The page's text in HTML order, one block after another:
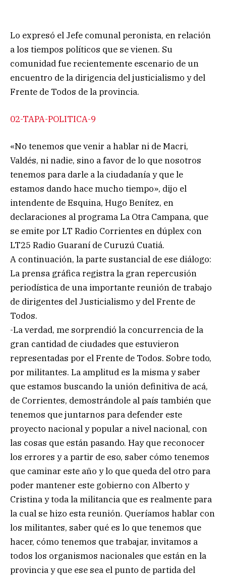
Lo expresó el Jefe comunal peronista, en relación
a los tiempos políticos que se vienen. Su
comunidad fue recientemente escenario de un
encuentro de la dirigencia del justicialismo y del
Frente de Todos de la provincia.
02-TAPA-POLITICA-9
«No tenemos que venir a hablar ni de Macri,
Valdés, ni nadie, sino a favor de lo que nosotros
tenemos para darle a la ciudadanía y que le
estamos dando hace mucho tiempo», dijo el
intendente de Esquina, Hugo Benítez, en
declaraciones al programa La Otra Campana, que
se emite por LT Radio Corrientes en dúplex con
LT25 Radio Guaraní de Curuzú Cuatiá.
A continuación, la parte sustancial de ese diálogo:
La prensa gráfica registra la gran repercusión
periodística de una importante reunión de trabajo
de dirigentes del Justicialismo y del Frente de
Todos.
-La verdad, me sorprendió la concurrencia de la
gran cantidad de ciudades que estuvieron
representadas por el Frente de Todos. Sobre todo,
por militantes. La amplitud es la misma y saber
que estamos buscando la unión definitiva de acá,
de Corrientes, demostrándole al país también que
tenemos que juntarnos para defender este
proyecto nacional y popular a nivel nacional, con
las cosas que están pasando. Hay que reconocer
los errores y a partir de eso, saber cómo tenemos
que caminar este año y lo que queda del otro para
poder mantener este gobierno con Alberto y
Cristina y toda la militancia que es realmente para
la cual se hizo esta reunión. Queríamos hablar con
los militantes, saber qué es lo que tenemos que
hacer, cómo tenemos que trabajar, invitamos a
todos los organismos nacionales que están en la
provincia y que ese sea el punto de partida del